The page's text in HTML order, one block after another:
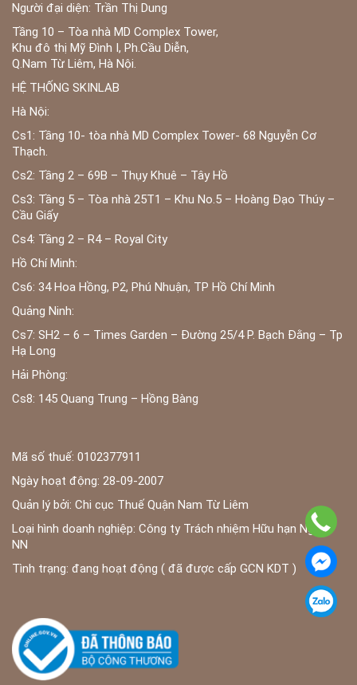
Người đại diện: Trần Thị Dung
Tầng 10 – Tòa nhà MD Complex Tower,
Khu đô thị Mỹ Đình I, Ph.Cầu Diễn,
Q.Nam Từ Liêm, Hà Nội.
HỆ THỐNG SKINLAB
Hà Nội:
Cs1: Tầng 10- tòa nhà MD Complex Tower- 68 Nguyễn Cơ
Thạch.
Cs2: Tầng 2 – 69B – Thụy Khuê – Tây Hồ
Cs3: Tầng 5 – Tòa nhà 25T1 – Khu No.5 – Hoàng Đạo Thúy –
Cầu Giấy
Cs4: Tầng 2 – R4 – Royal City
Hồ Chí Minh:
Cs6: 34 Hoa Hồng, P2, Phú Nhuận, TP Hồ Chí Minh
Quảng Ninh:
Cs7: SH2 – 6 – Times Garden – Đường 25/4 P. Bạch Đằng – Tp
Hạ Long
Hải Phòng:
Cs8: 145 Quang Trung – Hồng Bàng
Mã số thuế: 0102377911
Ngày hoạt động: 28-09-2007
Quản lý bởi: Chi cục Thuế Quận Nam Từ Liêm
Loại hình doanh nghiệp: Công ty Trách nhiệm Hữu hạn Ngoài
NN
Tình trạng: đang hoạt động ( đã được cấp GCN KDT )